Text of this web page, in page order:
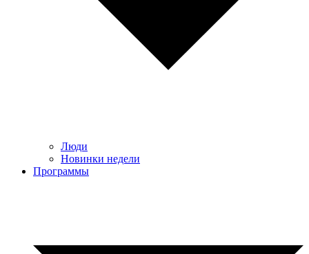
Люди
Новинки недели
Программы